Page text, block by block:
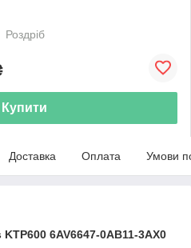
Роздріб
Купити
Доставка Оплата Умови
6AV6647-0AB11-3AX0